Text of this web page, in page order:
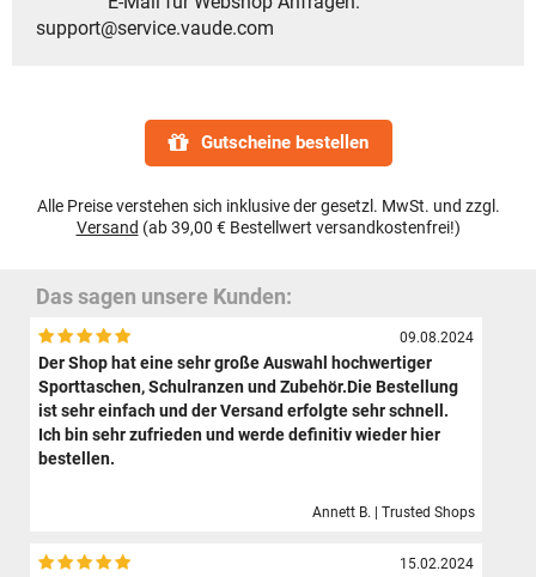
support@service.vaude.com
Gutscheine bestellen
Alle Preise verstehen sich inklusive der gesetzl. MwSt. und zzgl.
Versand (ab 39,00 € Bestellwert versandkostenfrei!)
Das sagen unsere Kunden:
09.08.2024
Der Shop hat eine sehr große Auswahl hochwertiger
Sporttaschen, Schulranzen und Zubehör.Die Bestellung
ist sehr einfach und der Versand erfolgte sehr schnell.
Ich bin sehr zufrieden und werde definitiv wieder hier
bestellen.
Annett B. | Trusted Shops
15.02.2024